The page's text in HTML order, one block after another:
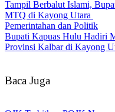
Tampil Berbalut Islami,
MTQ di Kayong Utara
Pemerintahan dan Politik
Bupati Kapuas Hulu Hadiri
Provinsi Kalbar di Kayong
Baca Juga